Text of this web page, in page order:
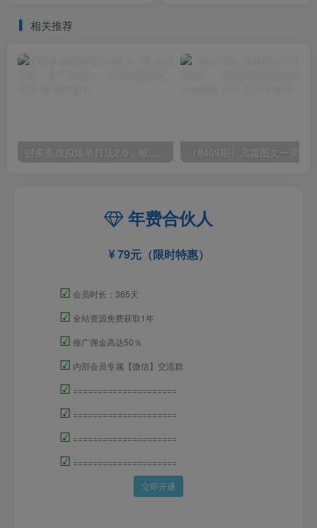
相关推荐
年费合伙人
79元（限时特惠）
☑ 会员时长：365天
☑ 全站资源免费获取1年
☑ 推广佣金高达50％
☑ 内部会员专属【微信】交流群
☑ =====================
☑ =====================
☑ =====================
☑ =====================
立即开通